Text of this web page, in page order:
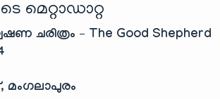
ചരിത്രം – The Good Shepherd